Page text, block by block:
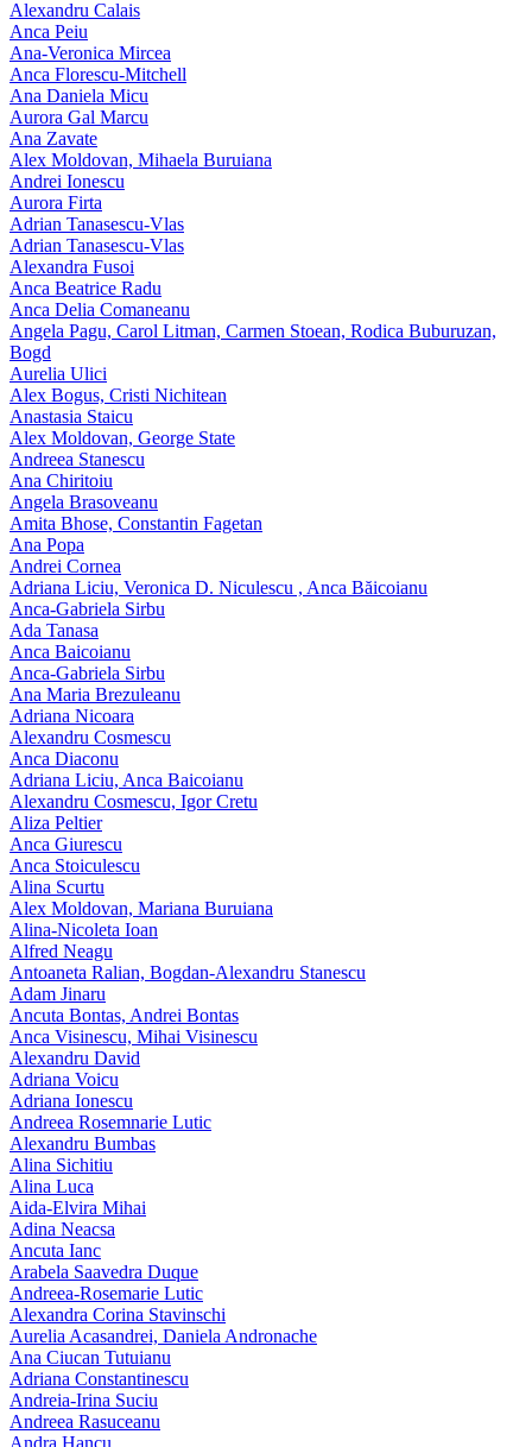
Alexandru Calais
Anca Peiu
Ana-Veronica Mircea
Anca Florescu-Mitchell
Ana Daniela Micu
Aurora Gal Marcu
Ana Zavate
Alex Moldovan, Mihaela Buruiana
Andrei Ionescu
Aurora Firta
Adrian Tanasescu‑Vlas
Adrian Tanasescu-Vlas
Alexandra Fusoi
Anca Beatrice Radu
Anca Delia Comaneanu
Angela Pagu, Carol Litman, Carmen Stoean, Rodica Buburuzan,
Bogd
Aurelia Ulici
Alex Bogus, Cristi Nichitean
Anastasia Staicu
Alex Moldovan, George State
Andreea Stanescu
Ana Chiritoiu
Angela Brasoveanu
Amita Bhose, Constantin Fagetan
Ana Popa
Andrei Cornea
Adriana Liciu, Veronica D. Niculescu , Anca Băicoianu
Anca‑Gabriela Sirbu
Ada Tanasa
Anca Baicoianu
Anca-Gabriela Sirbu
Ana Maria Brezuleanu
Adriana Nicoara
Alexandru Cosmescu
Anca Diaconu
Adriana Liciu, Anca Baicoianu
Alexandru Cosmescu, Igor Cretu
Aliza Peltier
Anca Giurescu
Anca Stoiculescu
Alina Scurtu
Alex Moldovan, Mariana Buruiana
Alina-Nicoleta Ioan
Alfred Neagu
Antoaneta Ralian, Bogdan-Alexandru Stanescu
Adam Jinaru
Ancuta Bontas, Andrei Bontas
Anca Visinescu, Mihai Visinescu
Alexandru David
Adriana Voicu
Adriana Ionescu
Andreea Rosemnarie Lutic
Alexandru Bumbas
Alina Sichitiu
Alina Luca
Aida-Elvira Mihai
Adina Neacsa
Ancuta Ianc
Arabela Saavedra Duque
Andreea-Rosemarie Lutic
Alexandra Corina Stavinschi
Aurelia Acasandrei, Daniela Andronache
Ana Ciucan Tutuianu
Adriana Constantinescu
Andreia-Irina Suciu
Andreea Rasuceanu
Andra Hancu